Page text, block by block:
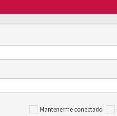
Mantenerme conectado